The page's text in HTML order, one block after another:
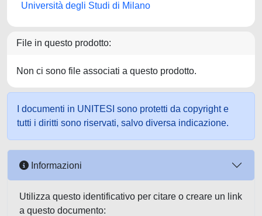
Università degli Studi di Milano
File in questo prodotto:
Non ci sono file associati a questo prodotto.
I documenti in UNITESI sono protetti da copyright e
tutti i diritti sono riservati, salvo diversa indicazione.
Informazioni
Utilizza questo identificativo per citare o creare un link
a questo documento: